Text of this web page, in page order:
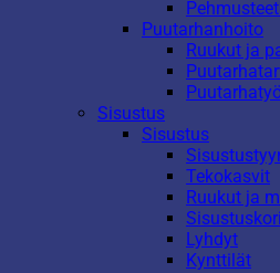
Puutarhanhoito
Ruukut ja
Sisustus
Sisustus
Tekokasvit
Ruukut ja
Lyhdyt
Kynttilät